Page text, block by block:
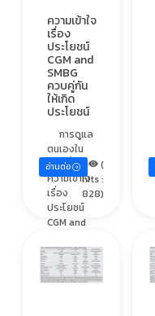
ความเข้าใจ
เรื่อง
ประโยชน์
CGM and
SMBG
ควบคู่กัน
ให้เกิด
ประโยชน์
การดูแล
ตนเองใน
T1D ที่เน้น
ความเข้าใจ
เรื่อง
ประโยชน์
CGM and
ที่เรียกว่า
BGM ควบคู่
กันให้เกิด
อ่านต่อ
(
hits :
828)